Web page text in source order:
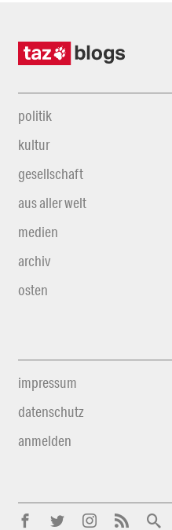
politik
kultur
gesellschaft
aus aller welt
medien
archiv
osten
impressum
datenschutz
anmelden